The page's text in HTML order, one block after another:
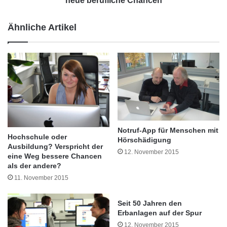
Quelle: Hochschule Bremerhaven
Bevor Sawsan Farkouh an der Hochschule
Bremerhaven Nachhaltige Energie- und
Umwelttechnologien studierte, hat sie bereits
in ihrer Heimat studiert. „Wegen des Krieges
konnte ich mein Studium aber leider nicht
abschließen“, so die 26-Jährige. Seit dem
G
a
l
o
p
n
d
e
n
J
o
b
ö
h
e
r
e
r
B
i
l
d
u
n
g
s
a
s
h
Ähnliche Artikel
Hochschule oder
Ausbildung? Verspricht der
eine Weg bessere Chancen
als der andere?
11. November 2015
Notruf-App für Menschen mit
Hörschädigung
12. November 2015
Seit 50 Jahren den
Erbanlagen auf der Spur
12. November 2015